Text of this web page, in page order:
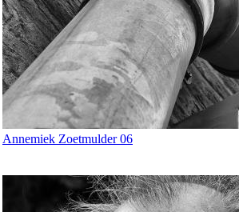
Annemiek Zoetmulder 06